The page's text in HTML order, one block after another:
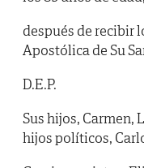
después de recibir
Apostólica de Su
D.E.P.
Sus hijos, Carmen,
hijos políticos,